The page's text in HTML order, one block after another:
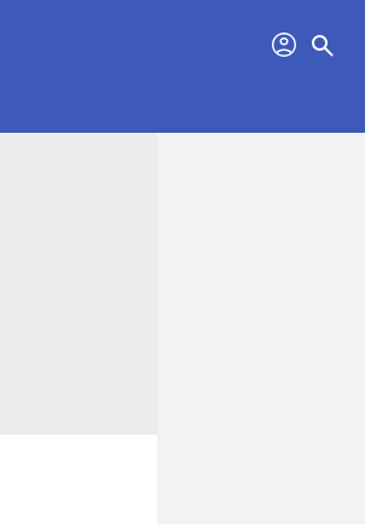
profil search